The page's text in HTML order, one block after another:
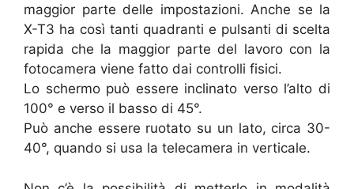
maggior parte delle impostazioni. Anche se la
X-T3 ha così tanti quadranti e pulsanti di scelta
rapida che la maggior parte del lavoro con la
fotocamera viene fatto dai controlli fisici.
Lo schermo può essere inclinato verso l’alto di
100° e verso il basso di 45°.
Può anche essere ruotato su un lato, circa 30-
40°, quando si usa la telecamera in verticale.